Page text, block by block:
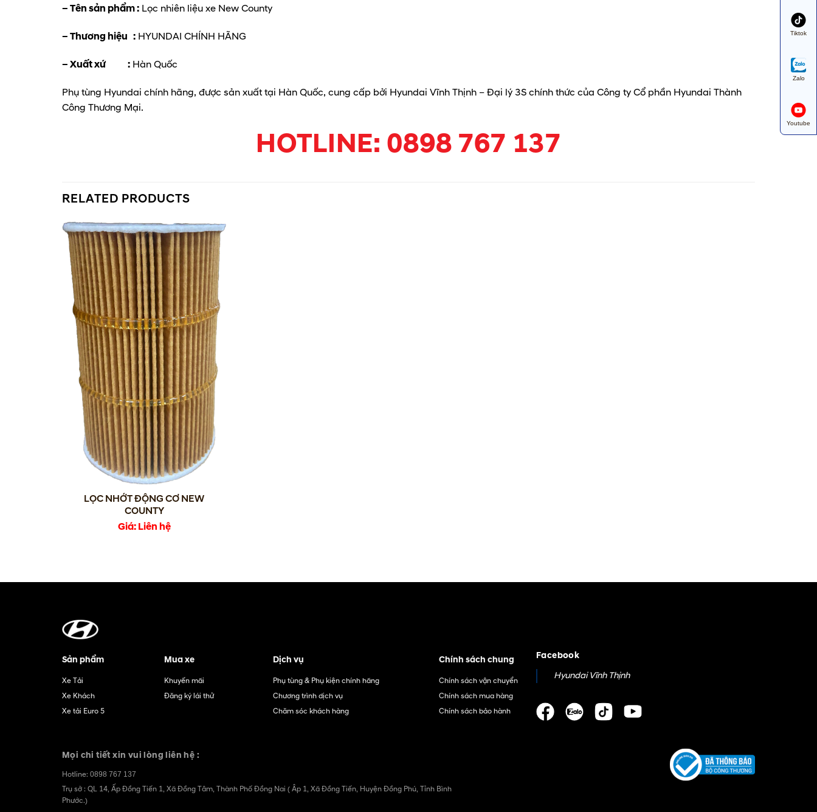
– Tên sản phẩm : Lọc nhiên liệu xe New County
– Thương hiệu : HYUNDAI CHÍNH HÃNG
– Xuất xứ : Hàn Quốc
Phụ tùng Hyundai chính hãng, được sản xuất tại Hàn Quốc, cung cấp bởi Hyundai Vĩnh Thịnh – Đại lý 3S chính thức của Công ty Cổ phần Hyundai Thành
Công Thương Mại.
HOTLINE: 0898 767 137
RELATED PRODUCTS
LỌC NHỚT ĐỘNG CƠ NEW
COUNTY
Giá: Liên hệ
Sản phẩm
Xe Tải
Xe Khách
Xe tải Euro 5
Mua xe
Khuyến mãi
Đăng ký lái thử
Dịch vụ
Phụ tùng & Phụ kiện chính hãng
Chương trình dịch vụ
Chăm sóc khách hàng
Chính sách chung
Chính sách vận chuyển
Chính sách mua hàng
Chính sách bảo hành
Facebook
Hyundai Vĩnh Thịnh
Mọi chi tiết xin vui lòng liên hệ :
Hotline: 0898 767 137
Trụ sở : QL 14, Ấp Đồng Tiến 1, Xã Đồng Tâm, Thành Phố Đồng Nai ( Âp 1, Xã Đồng Tiến, Huyện Đồng Phú, Tỉnh Bình
Phước.)
Tiktok
Zalo
Youtube